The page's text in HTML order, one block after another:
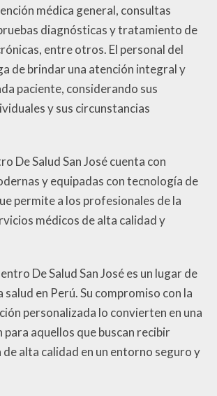
médica general, consultas
diagnósticas y tratamiento de
entre otros. El personal del
de brindar una atención integral y
paciente, considerando sus
y sus circunstancias
De Salud San José cuenta con
y equipadas con tecnología de
permite a los profesionales de la
médicos de alta calidad y
De Salud San José es un lugar de
salud en Perú. Su compromiso con la
personalizada lo convierten en una
para aquellos que buscan recibir
alta calidad en un entorno seguro y